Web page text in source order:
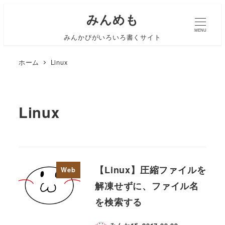
みんめも
みんかぴがいろいろ書くサイト
MENU
ホーム Linux
Linux
Web
【Linux】圧縮ファイルを
解凍せずに、ファイル名
を検索する